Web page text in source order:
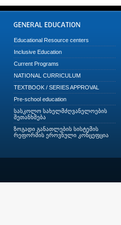
Educational Resource centers
Inclusive Education
Current Programs
NATIONAL CURRICULUM
TEXTBOOK / SERIES APPROVAL
Pre-school education
სასკოლო სახელმძღვანელოების
შეთანხმება
ზოგადი განათლების სისტემის
რეფორმის ეროვნული კონცეფცია